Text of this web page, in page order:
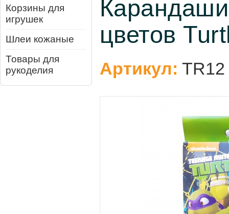
Корзины для
игрушек
Шлеи кожаные
Товары для
рукоделия
цветов
Артикул: TR12